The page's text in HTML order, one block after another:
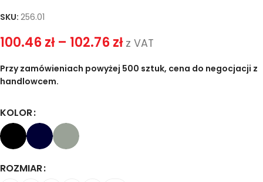
SKU: 256.01
100.46zł – 102.76zł z VAT
Przy zamówieniach powyżej 500 sztuk, cena do negocjacji z
handlowcem.
KOLOR
ROZMIAR